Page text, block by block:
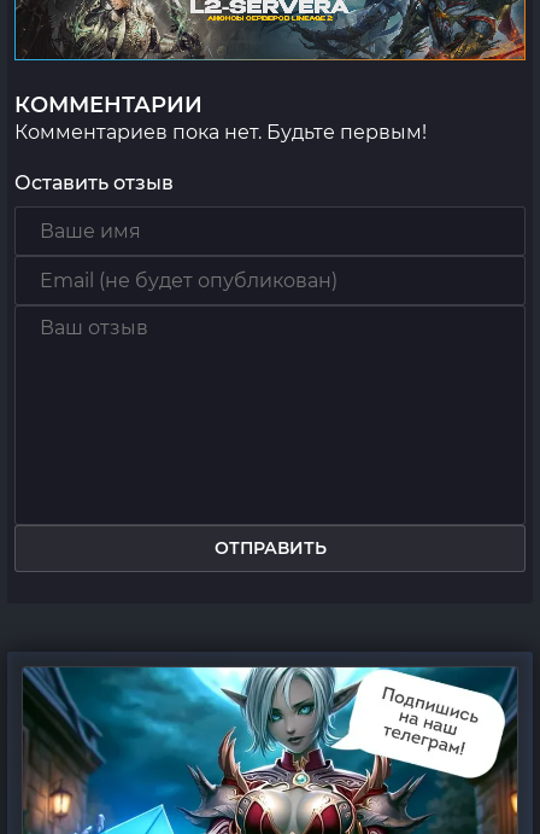
КОММЕНТАРИИ
Комментариев пока нет. Будьте первым!
Оставить отзыв
ОТПРАВИТЬ